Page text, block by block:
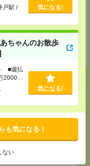
戸駅 /
気になる!
ちゃんのお散歩
■週払
2000円
気になる!
も気になる！
ない
ンタービル3F（さいたま
21:00
へ